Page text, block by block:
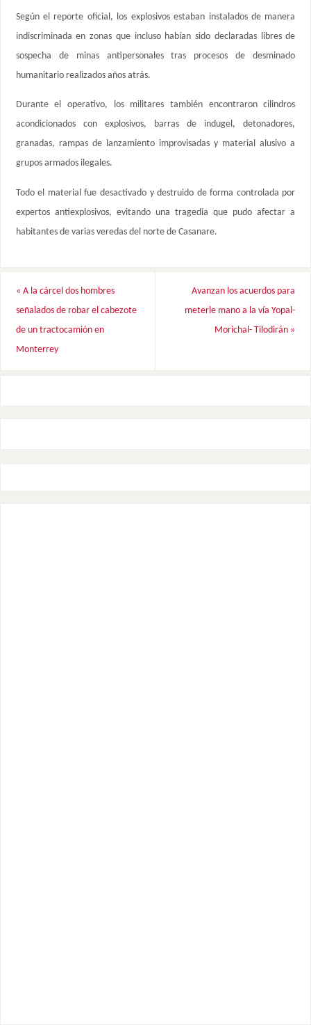
Según el reporte oficial, los explosivos estaban instalados de manera
indiscriminada en zonas que incluso habían sido declaradas libres de
sospecha de minas antipersonales tras procesos de desminado
humanitario realizados años atrás.
Durante el operativo, los militares también encontraron cilindros
acondicionados con explosivos, barras de indugel, detonadores,
granadas, rampas de lanzamiento improvisadas y material alusivo a
grupos armados ilegales.
Todo el material fue desactivado y destruido de forma controlada por
expertos antiexplosivos, evitando una tragedia que pudo afectar a
habitantes de varias veredas del norte de Casanare.
« A la cárcel dos hombres
señalados de robar el cabezote
de un tractocamión en
Monterrey
Avanzan los acuerdos para
meterle mano a la vía Yopal-
Morichal- Tilodirán »